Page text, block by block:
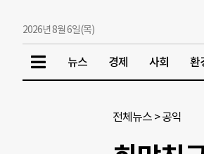
2026년 8월 6일(목)
뉴스 경제 사회 환
전체뉴스 >공익